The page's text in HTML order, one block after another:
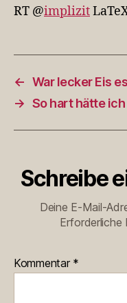
RT @implizit
← War lecker Eis
→ So hart hätte
Schreibe
Deine E-Mail-
Erforderliche
Kommentar *